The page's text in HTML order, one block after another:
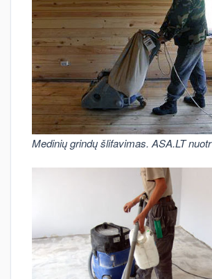
Medinių grindų šlifavimas. ASA.LT nuotr